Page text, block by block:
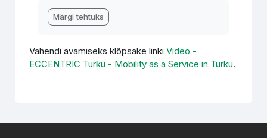
Märgi tehtuks
Vahendi avamiseks klõpsake linkiVideo -
ECCENTRIC Turku - Mobility as a Service in Turku.